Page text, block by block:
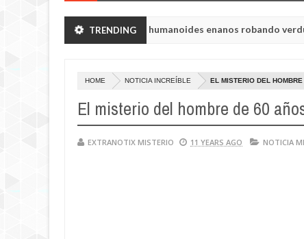
TRENDING
vieron a humanoides enanos robando verduras de
HOME NOTICIA INCREÍBLE EL MISTERIO DEL
El misterio del hombre de 60
EXTRANOTIX MISTERIO 11 YEARS AGO NOTICIA